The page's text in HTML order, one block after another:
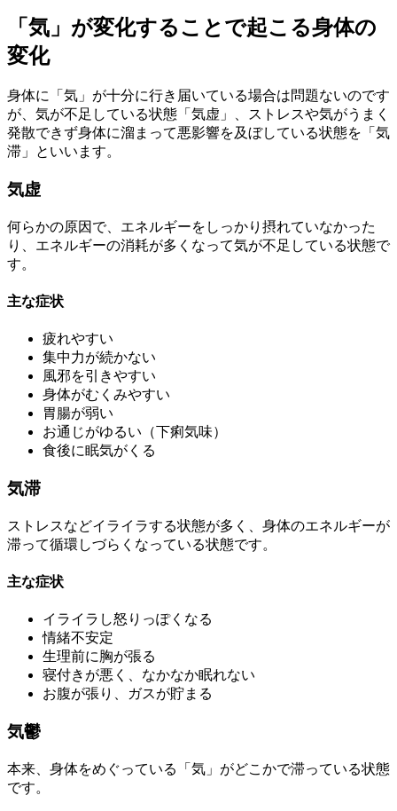
「気」が変化することで起こる身体の
変化
身体に「気」が十分に行き届いている場合は問題ないのです
が、気が不足している状態「気虚」、ストレスや気がうまく
発散できず身体に溜まって悪影響を及ぼしている状態を「気
滞」といいます。
気虚
何らかの原因で、エネルギーをしっかり摂れていなかった
り、エネルギーの消耗が多くなって気が不足している状態で
す。
主な症状
疲れやすい
集中力が続かない
風邪を引きやすい
身体がむくみやすい
胃腸が弱い
お通じがゆるい（下痢気味）
食後に眠気がくる
気滞
ストレスなどイライラする状態が多く、身体のエネルギーが
滞って循環しづらくなっている状態です。
主な症状
イライラし怒りっぽくなる
情緒不安定
生理前に胸が張る
寝付きが悪く、なかなか眠れない
お腹が張り、ガスが貯まる
気鬱
本来、身体をめぐっている「気」がどこかで滞っている状態
です。